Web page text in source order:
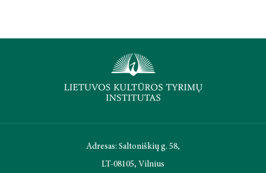
Adresas: Saltoniškių g. 58,
LT-08105, Vilnius